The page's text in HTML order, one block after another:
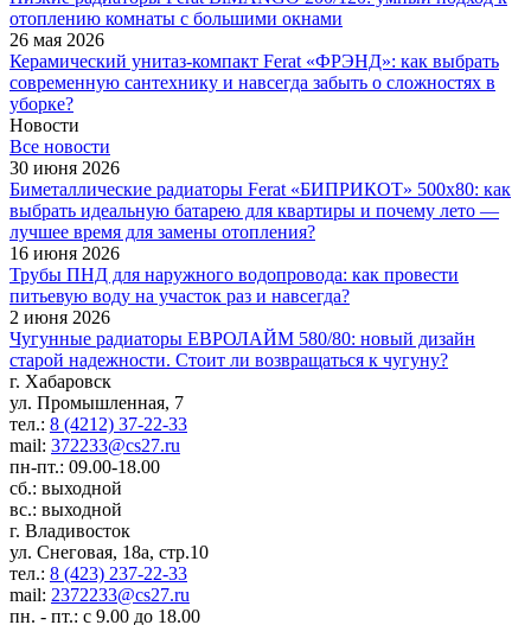
отоплению комнаты с большими окнами
26 мая 2026
Керамический унитаз-компакт Ferat «ФРЭНД»: как выбрать
современную сантехнику и навсегда забыть о сложностях в
уборке?
Новости
Все новости
30 июня 2026
Биметаллические радиаторы Ferat «БИПРИКОТ» 500x80: как
выбрать идеальную батарею для квартиры и почему лето —
лучшее время для замены отопления?
16 июня 2026
Трубы ПНД для наружного водопровода: как провести
питьевую воду на участок раз и навсегда?
2 июня 2026
Чугунные радиаторы ЕВРОЛАЙМ 580/80: новый дизайн
старой надежности. Стоит ли возвращаться к чугуну?
г. Хабаровск
ул. Промышленная, 7
тел.: 8 (4212) 37-22-33
mail: 372233@cs27.ru
пн-пт.: 09.00-18.00
сб.: выходной
вс.: выходной
г. Владивосток
ул. Снеговая, 18а, стр.10
тел.: 8 (423) 237-22-33
mail: 2372233@cs27.ru
пн. - пт.: с 9.00 до 18.00